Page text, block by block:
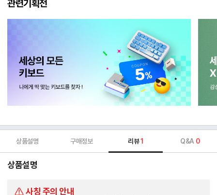
관련기획전
상품설명 구매정보 리뷰1 Q&A 0
상품설명
사칭 주의 안내